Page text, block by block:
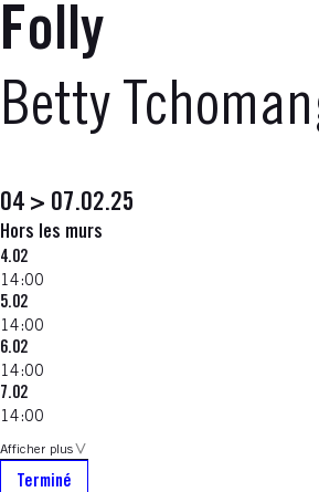
Folly
Betty
04 > 07.02.25
Hors les murs
4.02
14:00
5.02
14:00
6.02
14:00
7.02
14:00
Afficher plus
Terminé